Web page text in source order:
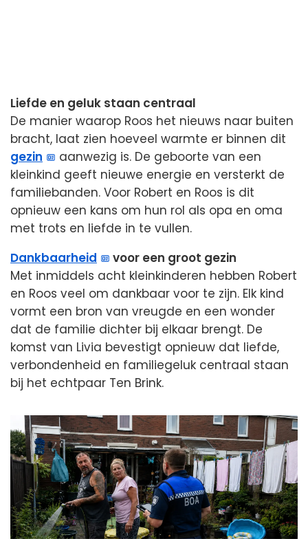
Liefde en geluk staan centraal
De manier waarop Roos het nieuws naar buiten
bracht, laat zien hoeveel warmte er binnen dit
gezin
aanwezig is. De geboorte van een
kleinkind geeft nieuwe energie en versterkt de
familiebanden. Voor Robert en Roos is dit
opnieuw een kans om hun rol als opa en oma
met trots en liefde in te vullen.
Dankbaarheid
voor een groot gezin
Met inmiddels acht kleinkinderen hebben Robert
en Roos veel om dankbaar voor te zijn. Elk kind
vormt een bron van vreugde en een wonder
dat de familie dichter bij elkaar brengt. De
komst van Livia bevestigt opnieuw dat liefde,
verbondenheid en familiegeluk centraal staan
bij het echtpaar Ten Brink.